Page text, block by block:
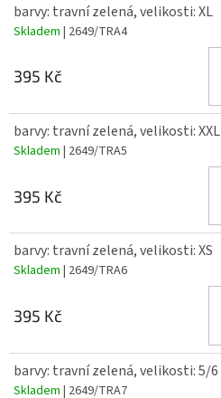
barvy: travní zelená, velikosti: XL
Skladem | 2649/TRA4
395 Kč
barvy: travní zelená, velikosti: XXL
Skladem | 2649/TRA5
395 Kč
barvy: travní zelená, velikosti: XS
Skladem | 2649/TRA6
395 Kč
barvy: travní zelená, velikosti: 5/6
Skladem | 2649/TRA7